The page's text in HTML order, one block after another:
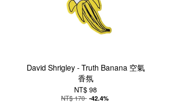
David Shrigley - Truth Banana 空氣
香氛
NT$ 98
NT$ 170 -42.4%